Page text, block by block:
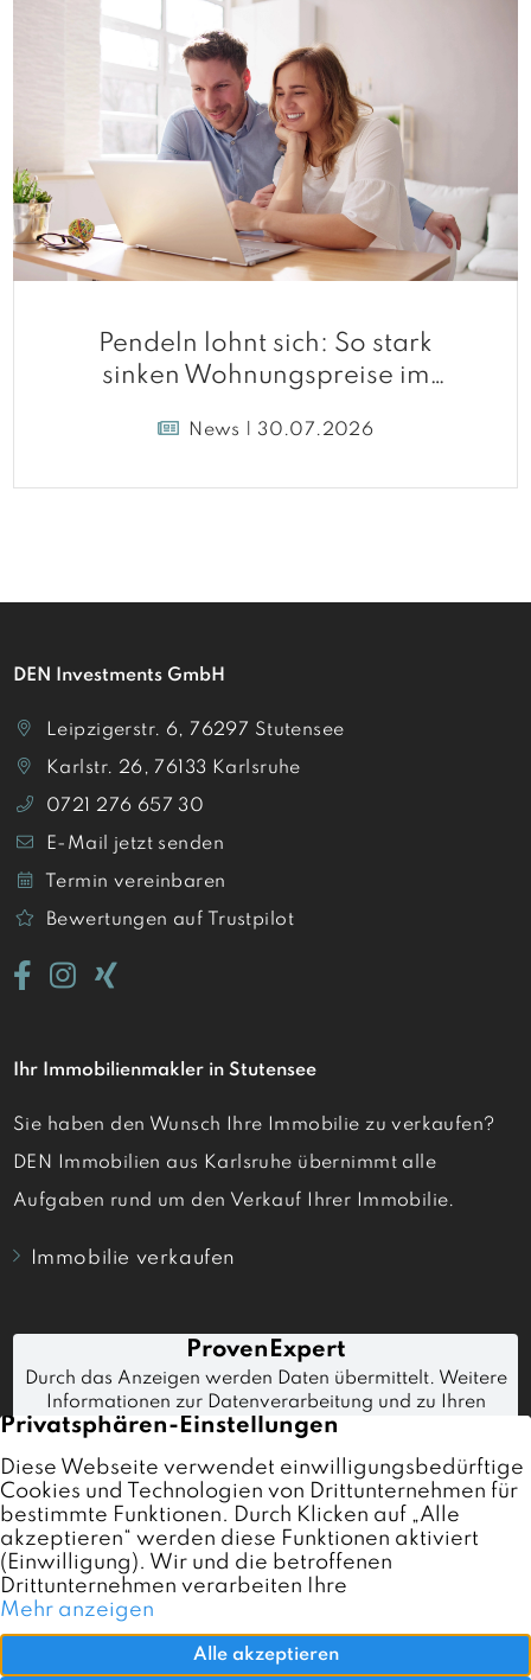
Pendeln lohnt sich: So stark
sinken Wohnungspreise im
News | 30.07.2026
DEN Investments GmbH
Leipzigerstr. 6, 76297 Stutensee
Karlstr. 26, 76133 Karlsruhe
0721 276 657 30
E-Mail jetzt senden
Termin vereinbaren
Bewertungen auf Trustpilot
Ihr Immobilienmakler in Stutensee
Sie haben den Wunsch Ihre Immobilie zu verkaufen?
DEN Immobilien aus Karlsruhe übernimmt alle
Aufgaben rund um den Verkauf Ihrer Immobilie.
Immobilie verkaufen
Immobilien
Referenzen
Verkaufen